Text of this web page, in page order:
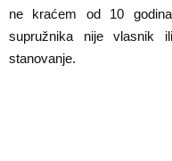
ne kraćem od 10
supružnika nije vlasnik
stanovanje.